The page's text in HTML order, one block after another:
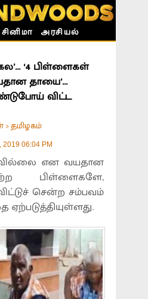
சினிமா அரசியல்
‘4 பிள்ளைகள்
தாயை’...
விட்ட
>தமிழகம்
2019 06:04 PM
என வயதான
பிள்ளைகளே,
சென்ற சம்பவம்